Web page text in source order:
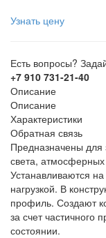
Узнать цену
Есть вопросы?
+7 910 731-21-40
Описание
Описание
Характеристики
Обратная связь
Предназначены для
света, атмосферных
Устанавливаются
нагрузкой. В
профиль. Создают
за счет частичного
состоянии.